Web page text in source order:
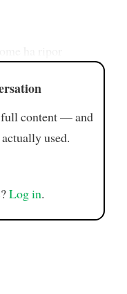
full content — and
used.
Log in.